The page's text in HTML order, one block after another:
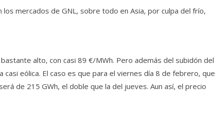
mercados de GNL, sobre todo en Asia, por culpa del frío,
alto, con casi 89 €/MWh. Pero además del subidón del
eólica. El caso es que para el viernes día 8 de febrero, que
de 215 GWh, el doble que la del jueves. Aun así, el precio